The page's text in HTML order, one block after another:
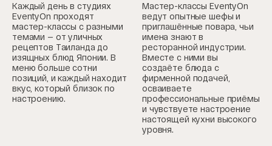
Каждый день в студиях
EventyOn проходят
мастер-классы с разными
темами — от уличных
рецептов Таиланда до
изящных блюд Японии. В
меню больше сотни
позиций, и каждый находит
вкус, который близок по
настроению.
Мастер-классы EventyOn
ведут опытные шефы и
приглашённые повара, чьи
имена знают в
ресторанной индустрии.
Вместе с ними вы
создаёте блюда с
фирменной подачей,
осваиваете
профессиональные приёмы
и чувствуете настроение
настоящей кухни высокого
уровня.